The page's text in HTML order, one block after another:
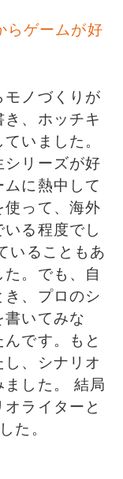
らゲームが好
モノづくりが
、ホッチキ
いました。
シリーズが好
ムに熱中して
使って、海外
る程度でし
いることもあ
。でも、自
、プロのシ
書いてみな
です。もと
し、シナリオ
ました。 結局
ライターと
た。